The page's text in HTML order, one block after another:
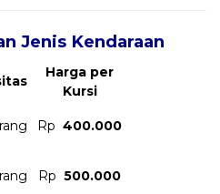
Jenis Kendaraan
Harga per
Kursi
Rp 400.000
Rp 500.000